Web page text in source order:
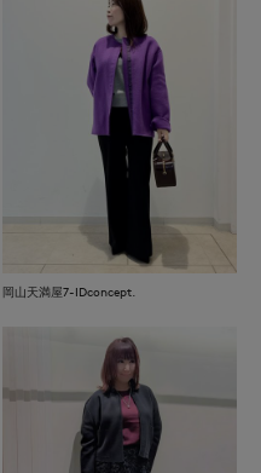
岡山天満屋7-IDconcept.